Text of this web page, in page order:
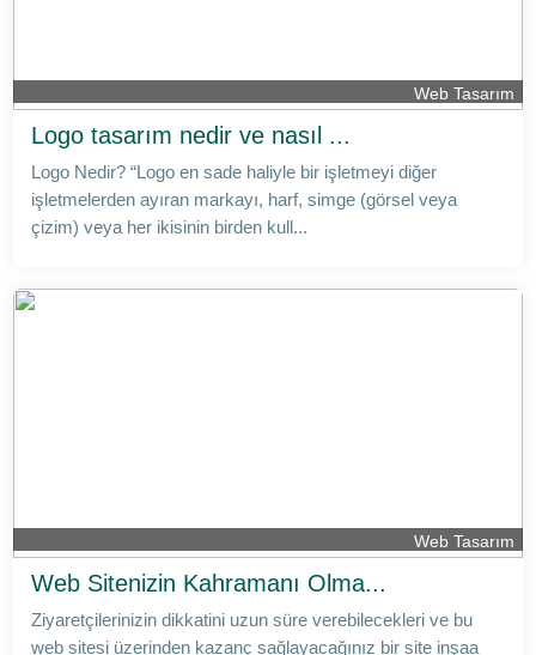
Web Tasarım
Logo tasarım nedir ve nasıl ...
Logo Nedir? “Logo en sade haliyle bir işletmeyi diğer
işletmelerden ayıran markayı, harf, simge (görsel veya
çizim) veya her ikisinin birden kull...
Web Tasarım
Web Sitenizin Kahramanı Olma...
Ziyaretçilerinizin dikkatini uzun süre verebilecekleri ve bu
web sitesi üzerinden kazanç sağlayacağınız bir site inşaa